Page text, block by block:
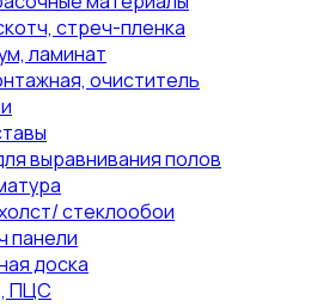
стреч-пленка
ламинат
очиститель
выравнивания полов
стеклообои
панели
доска
ПЦС